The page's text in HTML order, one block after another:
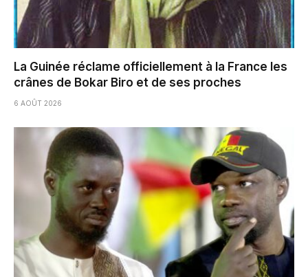
La Guinée réclame officiellement à la France les
crânes de Bokar Biro et de ses proches
6 AOÛT 2026